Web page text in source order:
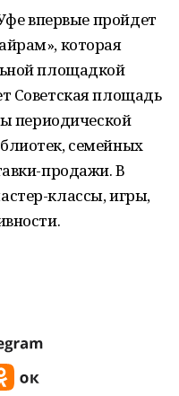
впервые пройдет
которая
площадкой
Советская площадь
периодической
семейных
продажи. В
классы, игры,